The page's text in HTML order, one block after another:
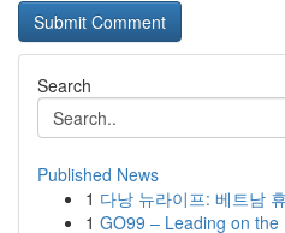
Search
Published News
1 다낭 뉴라이프: 베트남
1 GO99 – Leading on